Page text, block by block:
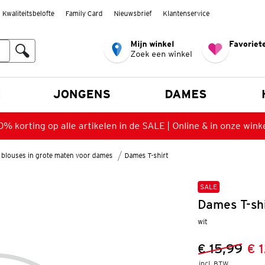
Kwaliteitsbelofte Family Card Nieuwsbrief Klantenservice
Mijn winkel
Zoek een winkel
JONGENS DAMES
korting op alle artikelen in de SALE | Online & in onze
in grote maten voor dames Dames T-shirt
SALE
Dames T-
wit
Vorige
€ 15,99
Nieuwe €